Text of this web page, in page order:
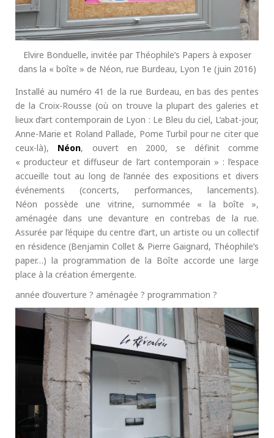
Elvire Bonduelle, invitée par Théophile’s Papers à exposer
dans la « boîte » de Néon, rue Burdeau, Lyon 1e (juin 2016)
Installé au numéro 41 de la rue Burdeau, en bas des pentes
de la Croix-Rousse (où on trouve la plupart des galeries et
lieux d’art contemporain de Lyon : Le Bleu du ciel, L’abat-jour,
Anne-Marie et Roland Pallade, Pome Turbil pour ne citer que
ceux-là), Néon, ouvert en 2000, se définit comme
« producteur et diffuseur de l’art contemporain » : l’espace
accueille tout au long de l’année des expositions et divers
événements (concerts, performances, lancements).
Néon possède une vitrine, surnommée « la boîte »,
aménagée dans une devanture en contrebas de la rue.
Assurée par l’équipe du centre d’art, un artiste ou un collectif
en résidence (Benjamin Collet & Pierre Gaignard, Théophile’s
paper…) la programmation de la Boîte accorde une large
place à la création émergente.
année d’ouverture ? aménagée ? programmation ?